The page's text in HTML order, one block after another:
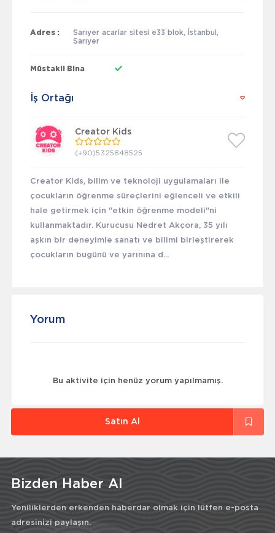
Adres :
Sarıyer acarlar sitesi e33 blok, İstanbul,
Sarıyer
Müstakil Bina
İş Ortağı
Creator Kids
(+90)5325848525
Creator Kids, bilim ve teknoloji uygulamaları ile
çocukların öğrenme süreçlerini eğlenceli ve etkili
hale getirmek için "etkin öğrenme modeli"ni
kullanmaktadır. Kurucusu Nedret Akçora, 35 yılı
aşkın bir deneyimle sanatı ve bilimi birleştirerek
çocukların bugünü ve yarınına d...
Yorum
Bu aktivite için henüz yorum yapılmamış.
Satın Al
Bizden Haber Al
Yeniliklerden erkenden haberdar olmak için lütfen e-posta
adresinizi paylaşın.